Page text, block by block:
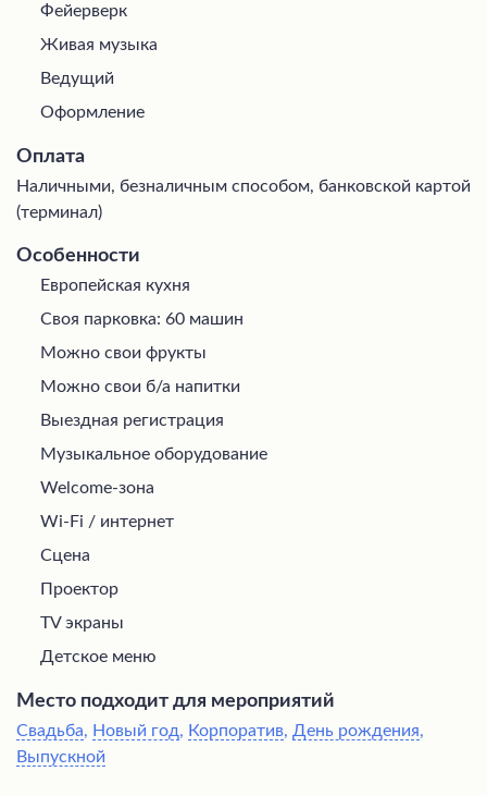
Фейерверк
Живая музыка
Ведущий
Оформление
Оплата
Наличными, безналичным способом, банковской картой
(терминал)
Особенности
Европейская кухня
Своя парковка: 60 машин
Можно свои фрукты
Можно свои б/а напитки
Выездная регистрация
Музыкальное оборудование
Welcome-зона
Wi-Fi / интернет
Сцена
Проектор
TV экраны
Детское меню
Место подходит для мероприятий
Свадьба, Новый год, Корпоратив, День рождения,
Выпускной